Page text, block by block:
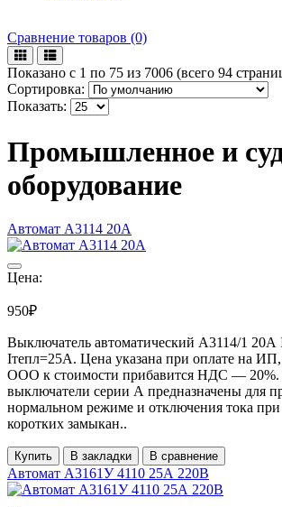
Сравнение товаров (0)
Показано с 1 по 75 из 7006 (всего 94
Сортировка:
Показать:
Промышленное и
оборудование
Автомат А3114 20А
Цена:
950₽
Выключатель автоматический А3114/1 20А
Iтепл=25А. Цена указана при оплате на
ООО к стоимости прибавится НДС ― 20%.
выключатели серии А предназначены для
нормальном режиме и отключения тока при
коротких замыкан..
Купить В закладки В сравнение
Автомат А3161У 4110 25А 220В